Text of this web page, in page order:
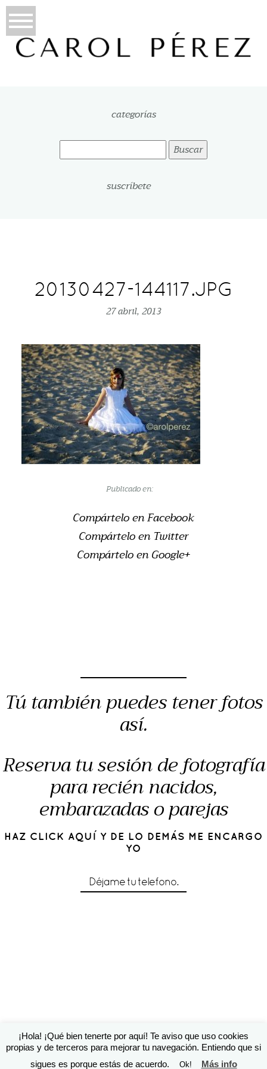
categorías
Buscar:
suscríbete
20130427-144117.JPG
27 abril, 2013
Publicado en:
Compártelo en Facebook
Compártelo en Twitter
Compártelo en Google+
Tú también puedes tener fotos
así.
Reserva tu sesión de fotografía
para recién nacidos,
embarazadas o parejas
HAZ CLICK AQUÍ Y DE LO DEMÁS ME ENCARGO
YO
Déjame tu telefono.
© 2016 Cárol Pérez | Diseño deSusana Torralbo | ProPhoto
¡Hola! ¡Qué bien tenerte por aquí! Te aviso que uso cookies
propias y de terceros para mejorar tu navegación. Entiendo que si
sigues es porque estás de acuerdo.
Ok! Más info